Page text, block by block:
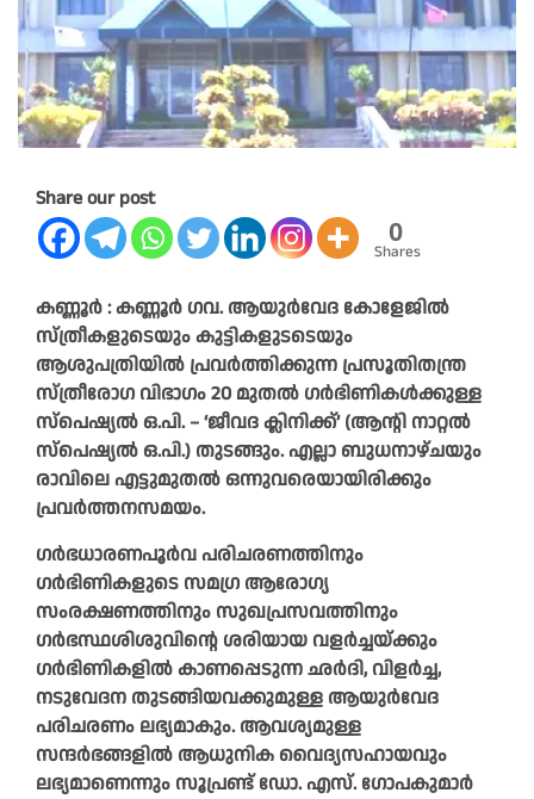
Share our post
0
Shares
കണ്ണൂർ : കണ്ണൂർ ഗവ. ആയുർവേദ കോളേജിൽ
സ്ത്രീകളുടെയും കുട്ടികളുടടെയും
ആശുപത്രിയിൽ പ്രവർത്തിക്കുന്ന പ്രസൂതിതന്ത്ര
സ്ത്രീരോഗ വിഭാഗം 20 മുതൽ ഗർഭിണികൾക്കുള്ള
സ്പെഷ്യൽ ഒ.പി. – ‘ജീവദ ക്ലിനിക്ക്’ (ആന്റി നാറ്റൽ
സ്പെഷ്യൽ ഒ.പി.) തുടങ്ങും. എല്ലാ ബുധനാഴ്ചയും
രാവിലെ എട്ടുമുതൽ ഒന്നുവരെയായിരിക്കും
പ്രവർത്തനസമയം.
ഗർഭധാരണപൂർവ പരിചരണത്തിനും
ഗർഭിണികളുടെ സമഗ്ര ആരോഗ്യ
സംരക്ഷണത്തിനും സുഖപ്രസവത്തിനും
ഗർഭസ്ഥശിശുവിന്റെ ശരിയായ വളർച്ചയ്ക്കും
ഗർഭിണികളിൽ കാണപ്പെടുന്ന ഛർദി, വിളർച്ച,
നടുവേദന തുടങ്ങിയവക്കുമുള്ള ആയുർവേദ
പരിചരണം ലഭ്യമാകും. ആവശ്യമുള്ള
സന്ദർഭങ്ങളിൽ ആധുനിക വൈദ്യസഹായവും
ലഭ്യമാണെന്നും സൂപ്രണ്ട് ഡോ. എസ്. ഗോപകുമാർ